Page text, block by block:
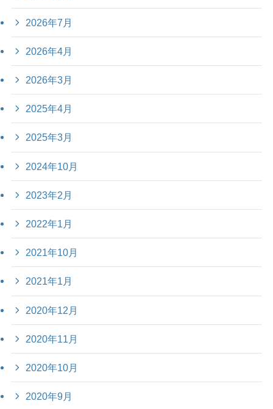
2026年7月
2026年4月
2026年3月
2025年4月
2025年3月
2024年10月
2023年2月
2022年1月
2021年10月
2021年1月
2020年12月
2020年11月
2020年10月
2020年9月